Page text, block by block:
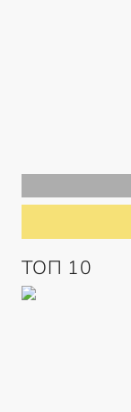
ТОП 10